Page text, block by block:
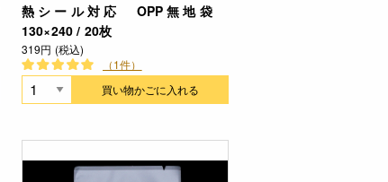
熱シール対応 OPP無地袋
130×240 / 20枚
319円 (税込)
（1件）
買い物かごに入れる